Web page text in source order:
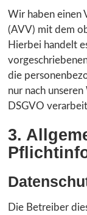
Wir haben einen
(AVV) mit dem
Hierbei handelt
die
nur nach
DSGVO
3.
Die Betreiber